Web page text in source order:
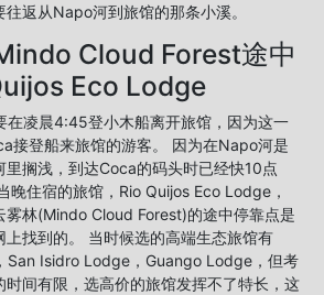
返从Napo河到旅馆的那条小溪。
Cloud Forest途中
Eco Lodge
在凌晨4:45登小木船离开旅馆，因为这一
接登船来旅馆的游客。 因为在Napo河是
里搁浅，到达Coca的码头时已经快10点
晚住宿的旅馆，Rio Quijos Eco Lodge，
雾林(Mindo Cloud Forest)的途中停靠点是
上找到的。 当时候选的高端生态旅馆有
San Isidro Lodge，Guango Lodge，但考
时间有限，选高价的旅馆发挥不了特长，这